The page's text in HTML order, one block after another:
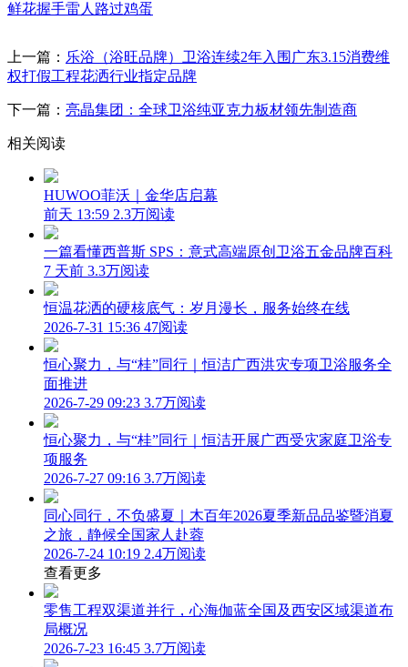
鲜花握手雷人路过鸡蛋
上一篇： 乐浴（浴旺品牌）卫浴连续2年入围广东3.15消费维
权打假工程花洒行业指定品牌
下一篇： 亮晶集团：全球卫浴纯亚克力板材领先制造商
相关阅读
HUWOO菲沃｜金华店启幕
前天 13:59 2.3万阅读
一篇看懂西普斯 SPS：意式高端原创卫浴五金品牌百科
7 天前 3.3万阅读
恒温花洒的硬核底气：岁月漫长，服务始终在线
2026-7-31 15:36 47阅读
恒心聚力，与“桂”同行｜恒洁广西洪灾专项卫浴服务全
面推进
2026-7-29 09:23 3.7万阅读
恒心聚力，与“桂”同行｜恒洁开展广西受灾家庭卫浴专
项服务
2026-7-27 09:16 3.7万阅读
同心同行，不负盛夏｜木百年2026夏季新品品鉴暨消夏
之旅，静候全国家人赴蓉
2026-7-24 10:19 2.4万阅读
查看更多
零售工程双渠道并行，心海伽蓝全国及西安区域渠道布
局概况
2026-7-23 16:45 3.7万阅读